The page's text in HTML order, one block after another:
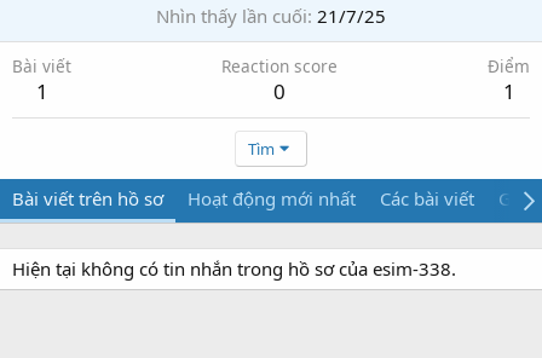
Nhìn thấy lần cuối 21/7/25
Bài viết
1
Reaction score
0
Điểm
1
Tìm
Bài viết trên hồ sơ Hoạt động mới nhất Các bài viết Giới
Hiện tại không có tin nhắn trong hồ sơ của esim-338.